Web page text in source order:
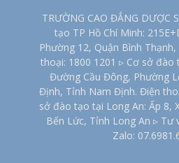
TRƯỜNG CAO ĐẲNG DƯỢC
tạo TP Hồ Chí Minh:
Phường 12, Quận Bình
thoại: 1800 1201 ▹ Cơ sở
Đường Cầu Đông, Phường
Định, Tỉnh Nam Định. Điện
sở đào tạo tại Long An: Ấp 8,
Bến Lức, Tỉnh Long An ▹ Tư
Zalo: